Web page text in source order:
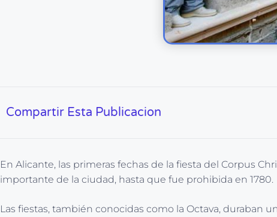
Compartir Esta Publicacion
En Alicante, las primeras fechas de la fiesta del Corpus
importante de la ciudad, hasta que fue prohibida en 1780.
Las fiestas, también conocidas como la Octava, duraban